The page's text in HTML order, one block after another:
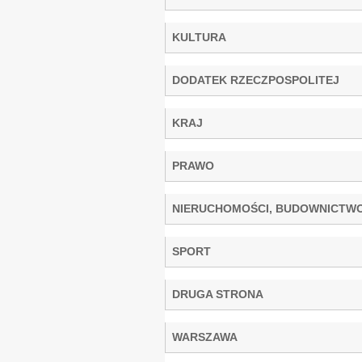
KULTURA
DODATEK RZECZPOSPOLITEJ
KRAJ
PRAWO
NIERUCHOMOŚCI,
SPORT
DRUGA STRONA
WARSZAWA